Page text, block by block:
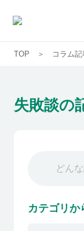
求
TOP コラム
失敗談の
カテゴリか